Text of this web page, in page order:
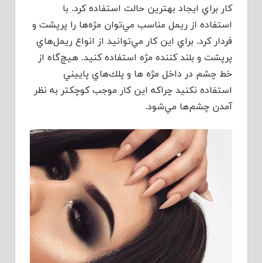
كار براي ايجاد بهترين حالت استفاده كرد. با
استفاده از ريمل مناسب مي‌توان مژه‌ها را پرپشت و
فردار كرد. براي اين كار مي‌توانيد از انواع ريمل‌هاي
پرپشت و بلند كننده مژه استفاده كنيد. هيچ‌گاه از
خط چشم در داخل مژه ها و پلك‌هاي پاييني
استفاده نكنيد چراكه اين كار موجب كوچكتر به نظر
آمدن چشم‌ها مي‌شود.